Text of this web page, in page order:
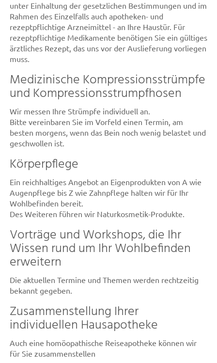
unter Einhaltung der gesetzlichen Bestimmungen und im
Rahmen des Einzelfalls auch apotheken- und
rezeptpflichtige Arzneimittel - an Ihre Haustür. Für
rezeptpflichtige Medikamente benötigen Sie ein gültiges
ärztliches Rezept, das uns vor der Auslieferung vorliegen
muss.
Medizinische Kompressionsstrümpfe
und Kompressionsstrumpfhosen
Wir messen Ihre Strümpfe individuell an.
Bitte vereinbaren Sie im Vorfeld einen Termin, am
besten morgens, wenn das Bein noch wenig belastet und
geschwollen ist.
Körperpflege
Ein reichhaltiges Angebot an Eigenprodukten von A wie
Augenpflege bis Z wie Zahnpflege halten wir für Ihr
Wohlbefinden bereit.
Des Weiteren führen wir Naturkosmetik-Produkte.
Vorträge und Workshops, die Ihr
Wissen rund um Ihr Wohlbefinden
erweitern
Die aktuellen Termine und Themen werden rechtzeitig
bekannt gegeben.
Zusammenstellung Ihrer
individuellen Hausapotheke
Auch eine homöopathische Reiseapotheke können wir
für Sie zusammenstellen